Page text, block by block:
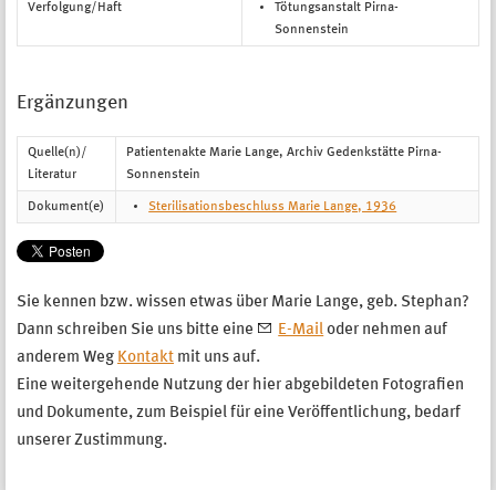
Verfolgung/Haft
Tötungsanstalt Pirna-
Sonnenstein
Ergänzungen
Quelle(n)/
Literatur
Patientenakte Marie Lange, Archiv Gedenkstätte Pirna-
Sonnenstein
Dokument(e) Sterilisationsbeschluss Marie Lange, 1936
Sie kennen bzw. wissen etwas über Marie Lange, geb. Stephan?
Dann schreiben Sie uns bitte eine
E-Mail oder nehmen auf
anderem Weg Kontakt mit uns auf.
Eine weitergehende Nutzung der hier abgebildeten Fotografien
und Dokumente, zum Beispiel für eine Veröffentlichung, bedarf
unserer Zustimmung.